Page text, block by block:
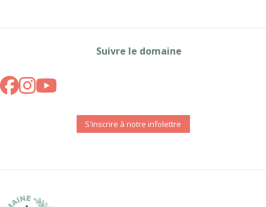
Suivre le domaine
S'inscrire à notre infolettre